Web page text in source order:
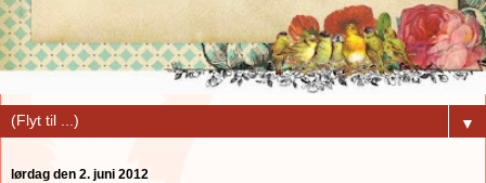
▼
lørdag den 2. juni 2012